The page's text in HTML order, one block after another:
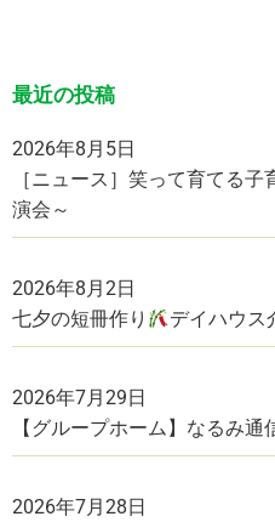
最近の投稿
2026年8月5日
［ニュース］笑って育てる
演会～
2026年8月2日
七夕の短冊作り デイハウス
2026年7月29日
【グループホーム】なるみ
2026年7月28日